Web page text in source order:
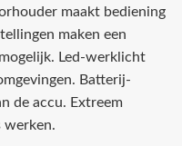
maakt bediening
maken een
Led-werklicht
Batterij-
de accu. Extreem
werken.